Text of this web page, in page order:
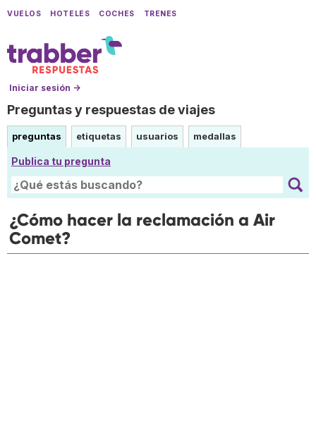
VUELOS HOTELES COCHES TRENES
Iniciar sesión →
Preguntas y respuestas de viajes
preguntas etiquetas usuarios medallas
Publica tu pregunta
¿Cómo hacer la reclamación a Air
Comet?